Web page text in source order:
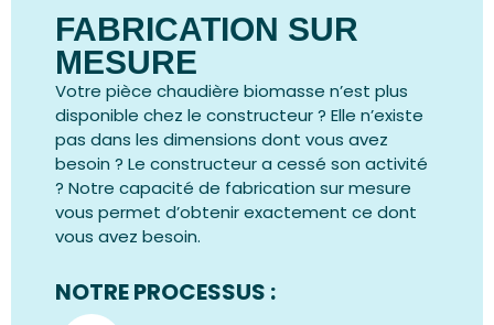
FABRICATION SUR
MESURE
Votre pièce chaudière biomasse n’est plus
disponible chez le constructeur ? Elle n’existe
pas dans les dimensions dont vous avez
besoin ? Le constructeur a cessé son activité
? Notre capacité de fabrication sur mesure
vous permet d’obtenir exactement ce dont
vous avez besoin.
NOTRE PROCESSUS :